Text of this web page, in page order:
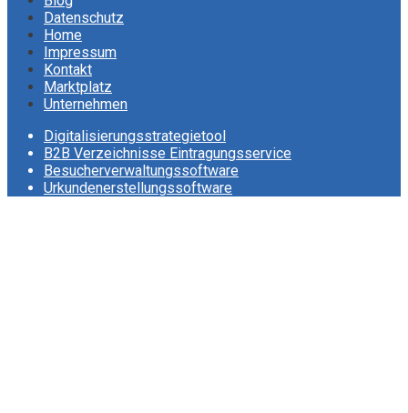
Beiträge
Datenschutz
Home
Impressum
Kontakt
Marktplatz
Unternehmen
Digitalisierungsstrategietool
B2B Verzeichnisse Eintragungsservice
Besucherverwaltungssoftware
Urkundenerstellungssoftware